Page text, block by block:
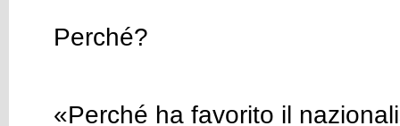
Perché?
«Perché ha favorito il